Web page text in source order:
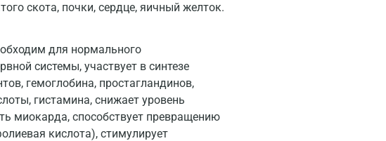
скота, почки, сердце, яичный желток.
для нормального
системы, участвует в синтезе
гемоглобина, простагландинов,
гистамина, снижает уровень
миокарда, способствует превращению
кислота), стимулирует
Екатеринбург
Жуковский
Звенигород
Зеленоград
Иваново